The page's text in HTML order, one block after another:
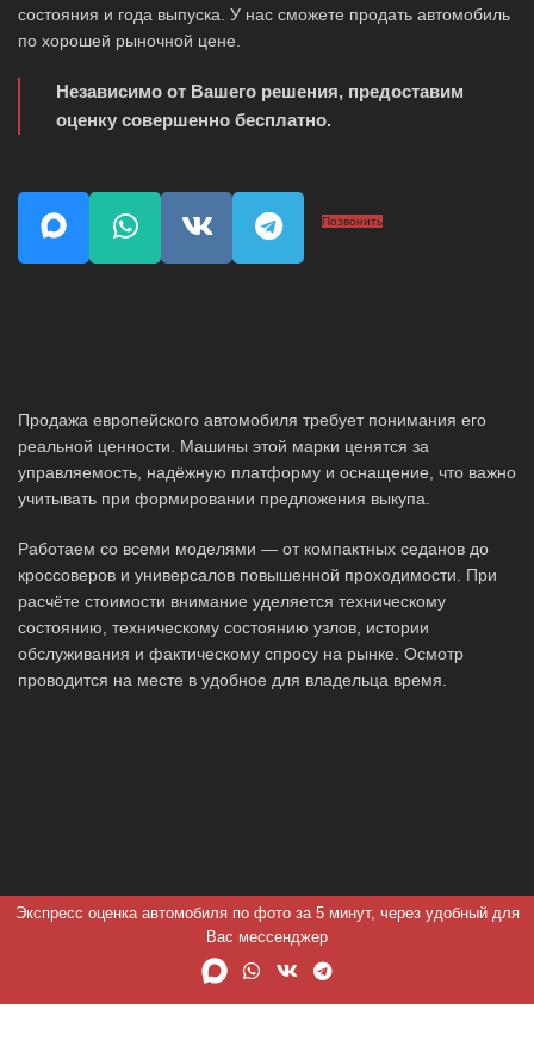
состояния и года выпуска. У нас сможете продать автомобиль
по хорошей рыночной цене.
Независимо от Вашего решения, предоставим
оценку совершенно бесплатно.
Позвонить
Продажа европейского автомобиля требует понимания его
реальной ценности. Машины этой марки ценятся за
управляемость, надёжную платформу и оснащение, что важно
учитывать при формировании предложения выкупа.
Работаем со всеми моделями — от компактных седанов до
кроссоверов и универсалов повышенной проходимости. При
расчёте стоимости внимание уделяется техническому
состоянию, техническому состоянию узлов, истории
обслуживания и фактическому спросу на рынке. Осмотр
проводится на месте в удобное для владельца время.
Экспресс оценка автомобиля по фото за 5 минут, через удобный для
Вас мессенджер